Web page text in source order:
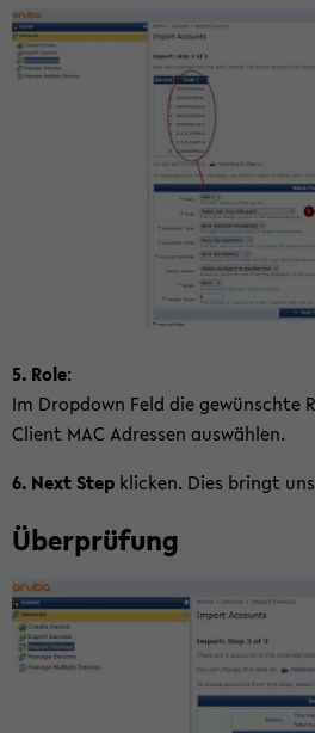
5. Role:
Im Drop­down Feld die ge­wünsch­te
Cli­ent MAC Adres­sen aus­wäh­len.
6. Next Step kli­cken. Dies bringt
Über­prü­fung